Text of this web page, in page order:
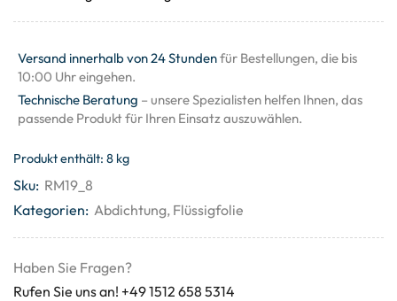
Versand innerhalb von 24 Stundenfür Bestellungen, die bis
10:00 Uhr eingehen.
Technische Beratung – unsere Spezialisten helfen Ihnen, das
passende Produkt für Ihren Einsatz auszuwählen.
Produkt enthält: 8 kg
Sku: RM19_8
Kategorien: Abdichtung, Flüssigfolie
Haben Sie Fragen?
Rufen Sie uns an! +49 1512 658 5314